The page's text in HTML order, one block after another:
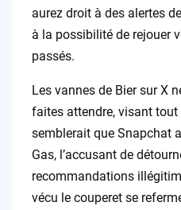
aurez droit à des alertes
à la possibilité de rejouer
passés.
Les vannes de Bier sur X
faites attendre, visant tout
semblerait que Snapchat
Gas, l’accusant de
recommandations
vécu le couperet se